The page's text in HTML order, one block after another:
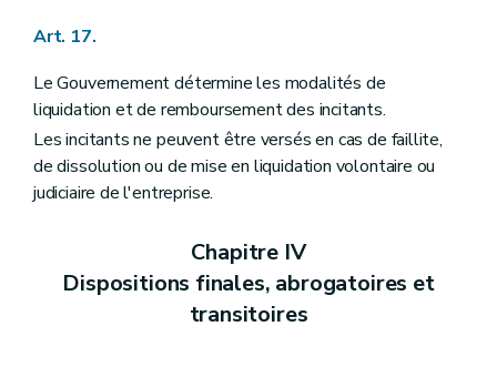
Art. 17.
Le Gouvernement détermine les modalités de
liquidation et de remboursement des incitants.
Les incitants ne peuvent être versés en cas de faillite,
de dissolution ou de mise en liquidation volontaire ou
judiciaire de l'entreprise.
Chapitre IV
Dispositions finales, abrogatoires et
transitoires